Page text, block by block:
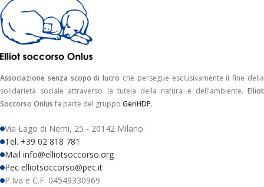
Associazione senza scopo di lucro che persegue esclusivamente il fine della
solidarietà sociale attraverso la tutela della natura e dell'ambiente. Elliot
Soccorso Onlus fa parte del gruppo GeriHDP.
Via Lago di Nemi, 25 - 20142 Milano
Tel. +39 02 818 781
Mail info@elliotsoccorso.org
Pec elliotsoccorso@pec.it
P.Iva e C.F. 04549330969